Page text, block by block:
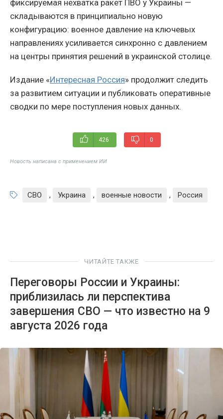
фиксируемая нехватка ракет ПВО у Украины —
складываются в принципиально новую
конфигурацию: военное давление на ключевых
направлениях усиливается синхронно с давлением
на центры принятия решений в украинской столице.
Издание «Интересная Россия» продолжит следить
за развитием ситуации и публиковать оперативные
сводки по мере поступления новых данных.
426 0
Новость написана с применением ИИ
СВО , Украина , военные новости , Россия
ЧИТАЙТЕ ТАКЖЕ
Переговоры России и Украины:
приблизилась ли перспектива
завершения СВО — что известно на 9
августа 2026 года